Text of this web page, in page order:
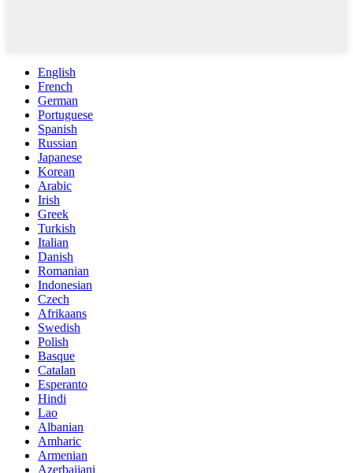
English
French
German
Portuguese
Spanish
Russian
Japanese
Korean
Arabic
Irish
Greek
Turkish
Italian
Danish
Romanian
Indonesian
Czech
Afrikaans
Swedish
Polish
Basque
Catalan
Esperanto
Hindi
Lao
Albanian
Amharic
Armenian
Azerbaijani